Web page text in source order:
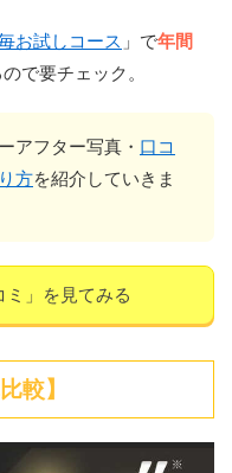
お試しコース 」で年間
で要チェック。
アフター写真・ 口コ
方を紹介していきま
」を見てみる
較】